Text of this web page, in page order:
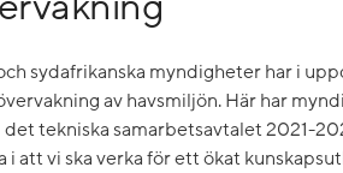
sydafrikanska myndigheter har i
av havsmiljön. Här har
det tekniska samarbetsavtalet 2021-
i att vi ska verka för ett ökat